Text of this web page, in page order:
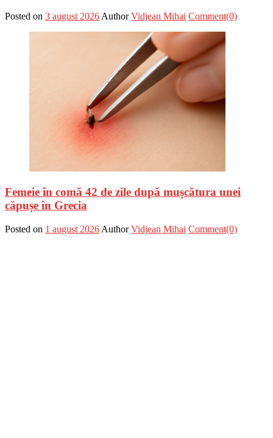
Posted on 3 august 2026 Author Vidjean Mihai Comment(0)
Femeie în comă 42 de zile după mușcătura unei
căpușe în Grecia
Posted on 1 august 2026 Author Vidjean Mihai Comment(0)